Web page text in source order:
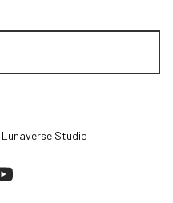
Lunaverse Studio